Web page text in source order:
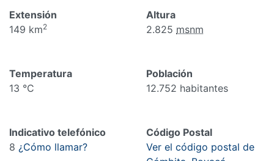
Extensión
149 km2
Altura
2.825 msnm
Temperatura
13 °C
Población
12.752 habitantes
Indicativo telefónico
8 ¿Cómo llamar?
Código Postal
Ver el código postal de